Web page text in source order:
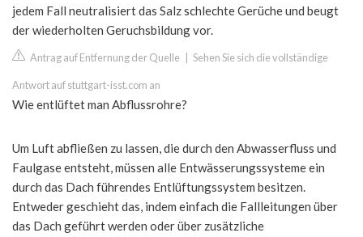
jedem Fall neutralisiert das Salz schlechte Gerüche und beugt
der wiederholten Geruchsbildung vor.
Antrag auf Entfernung der Quelle Sehen Sie sich die vollständige
Antwort auf stuttgart-isst.com an
Wie entlüftet man Abflussrohre?
Um Luft abfließen zu lassen, die durch den Abwasserfluss und
Faulgase entsteht, müssen alle Entwässerungssysteme ein
durch das Dach führendes Entlüftungssystem besitzen.
Entweder geschieht das, indem einfach die Fallleitungen über
das Dach geführt werden oder über zusätzliche